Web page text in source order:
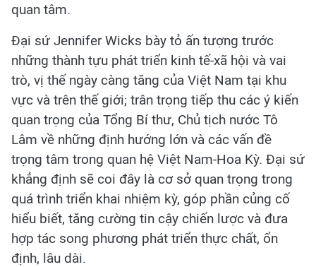
quan tâm.
Đại sứ Jennifer Wicks bày tỏ ấn tượng trước
những thành tựu phát triển kinh tế-xã hội và vai
trò, vị thế ngày càng tăng của Việt Nam tại khu
vực và trên thế giới; trân trọng tiếp thu các ý kiến
quan trọng của Tổng Bí thư, Chủ tịch nước Tô
Lâm về những định hướng lớn và các vấn đề
trọng tâm trong quan hệ Việt Nam-Hoa Kỳ. Đại sứ
khẳng định sẽ coi đây là cơ sở quan trọng trong
quá trình triển khai nhiệm kỳ, góp phần củng cố
hiểu biết, tăng cường tin cậy chiến lược và đưa
hợp tác song phương phát triển thực chất, ổn
định, lâu dài.